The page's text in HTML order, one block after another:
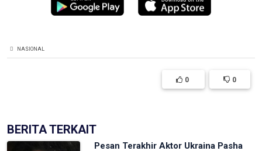
NASIONAL
0 0
BERITA TERKAIT
Pesan Terakhir Aktor Ukraina Pasha